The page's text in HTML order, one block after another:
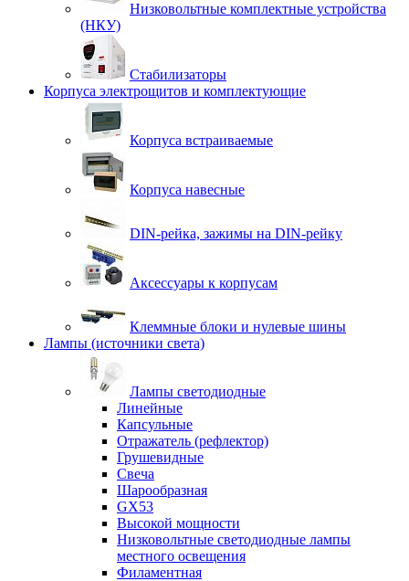
Низковольтные комплектные устройства
(НКУ)
Стабилизаторы
Корпуса электрощитов и комплектующие
Корпуса встраиваемые
Корпуса навесные
DIN-рейка, зажимы на DIN-рейку
Аксессуары к корпусам
Клеммные блоки и нулевые шины
Лампы (источники света)
Лампы светодиодные
Линейные
Капсульные
Отражатель (рефлектор)
Грушевидные
Свеча
Шарообразная
GX53
Высокой мощности
Низковольтные светодиодные лампы
местного освещения
Филаментная